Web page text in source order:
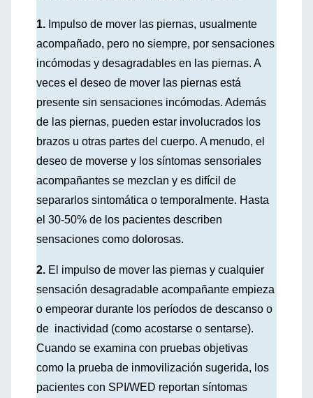
1. Impulso de mover las piernas, usualmente
acompañado, pero no siempre, por sensaciones
incómodas y desagradables en las piernas. A
veces el deseo de mover las piernas está
presente sin sensaciones incómodas. Además
de las piernas, pueden estar involucrados los
brazos u otras partes del cuerpo. A menudo, el
deseo de moverse y los síntomas sensoriales
acompañantes se mezclan y es difícil de
separarlos sintomática o temporalmente. Hasta
el 30-50% de los pacientes describen
sensaciones como dolorosas.
2. El impulso de mover las piernas y cualquier
sensación desagradable acompañante empieza
o empeorar durante los períodos de descanso o
de inactividad (como acostarse o sentarse).
Cuando se examina con pruebas objetivas
como la prueba de inmovilización sugerida, los
pacientes con SPI/WED reportan síntomas